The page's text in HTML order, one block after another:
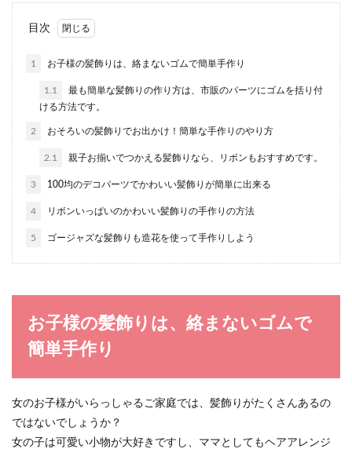
宝石があります。 そこで、黄色い宝石の名前と特
に爪を長くします。 しかし、仕事や学校の都合
可愛い女の子と思われたいなら、さま
可愛い女の子を思い浮かべた時に、さまざまな条
満たした...
目次
1 お子様の髪飾りは、絡まないゴムで簡単手作り
1.1
最も簡単な髪飾りの作り方は、市販のパーツにゴムを括り付
ける方法です。
2 おそろいの髪飾りでお出かけ！簡単な手作りのやり方
2.1 親子お揃いでつかえる髪飾りなら、リボンもおすすめです。
3 100均のデコパーツでかわいい髪飾りが簡単に出来る
4 リボンいっぱいのかわいい髪飾りの手作りの方法
5 ゴージャズな髪飾りも造花を使って手作りしよう
お子様の髪飾りは、絡まないゴムで
簡単手作り
女のお子様がいらっしゃるご家庭では、髪飾りがたくさんあるの
ではないでしょうか？
女の子は可愛い小物が大好きですし、ママとしてもヘアアレンジ